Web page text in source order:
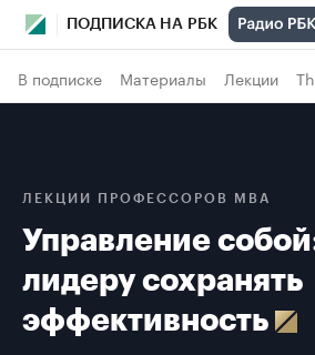
ПОДПИСКА НА РБК
В подписке Материалы Лекции
ЛЕКЦИИ ПРОФЕССОРОВ MBA
Управление
лидеру сохранять
эффективность